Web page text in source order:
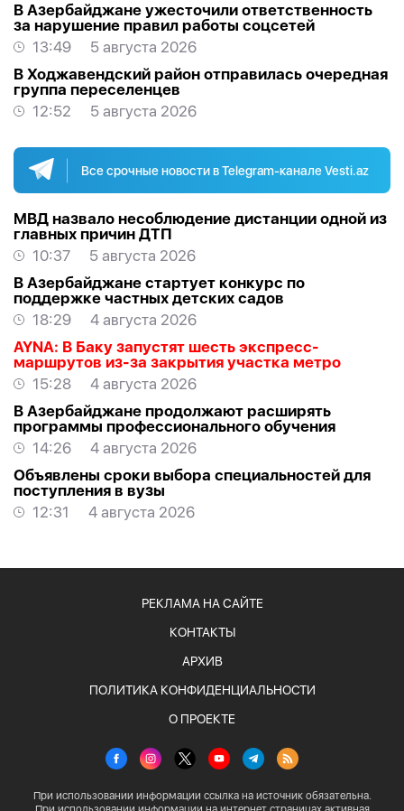
В Азербайджане ужесточили ответственность
за нарушение правил работы соцсетей
13:49
5 августа 2026
В Ходжавендский район отправилась очередная
группа переселенцев
12:52
5 августа 2026
Все срочные новости в Telegram-канале Vesti.az
МВД назвало несоблюдение дистанции одной из
главных причин ДТП
10:37
5 августа 2026
В Азербайджане стартует конкурс по
поддержке частных детских садов
18:29
4 августа 2026
AYNA: В Баку запустят шесть экспресс-
маршрутов из-за закрытия участка метро
15:28
4 августа 2026
В Азербайджане продолжают расширять
программы профессионального обучения
14:26
4 августа 2026
Объявлены сроки выбора специальностей для
поступления в вузы
12:31
4 августа 2026
РЕКЛАМА НА САЙТЕ
КОНТАКТЫ
АРХИВ
ПОЛИТИКА КОНФИДЕНЦИАЛЬНОСТИ
О ПРОЕКТЕ
При использовании информации ссылка на источник обязательна.